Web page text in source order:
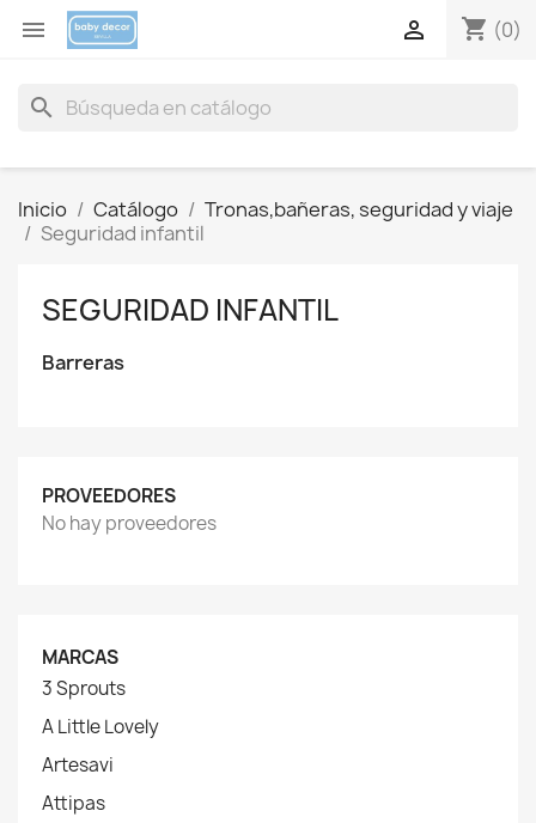
 shopping_cart (0)

search
Inicio Catálogo
Tronas,bañeras, seguridad y viaje
Seguridad infantil
SEGURIDAD INFANTIL
Barreras
PROVEEDORES
No hay proveedores
MARCAS
3 Sprouts
A Little Lovely
Artesavi
Attipas